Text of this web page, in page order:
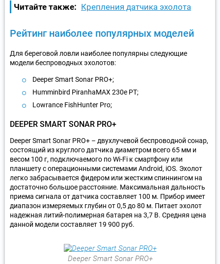
Читайте также: Крепления датчика эхолота
Рейтинг наиболее популярных моделей
Для береговой ловли наиболее популярны следующие
модели беспроводных эхолотов:
Deeper Smart Sonar PRO+;
Humminbird PiranhaMAX 230e PT;
Lowrance FishHunter Pro;
DEEPER SMART SONAR PRO+
Deeper Smart Sonar PRO+ – двухлучевой беспроводной сонар,
состоящий из круглого датчика диаметром всего 65 мм и
весом 100 г, подключаемого по Wi-Fi к смартфону или
планшету с операционными системами Android, iOS. Эхолот
легко забрасывается фидером или жестким спиннингом на
достаточно большое расстояние. Максимальная дальность
приема сигнала от датчика составляет 100 м. Прибор имеет
диапазон измеряемых глубин от 0,5 до 80 м. Питает эхолот
надежная литий-полимерная батарея на 3,7 В. Средняя цена
данной модели составляет 19 900 руб.
Deeper Smart Sonar PRO+